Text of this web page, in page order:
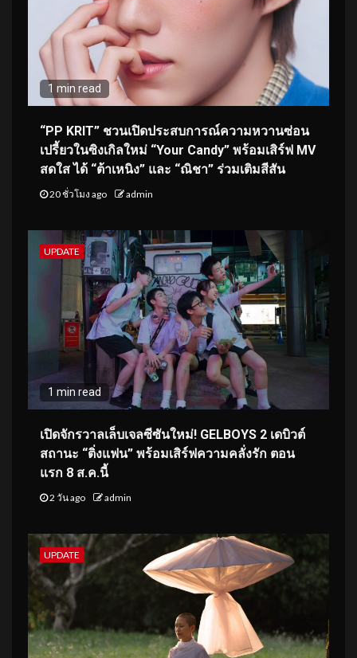
1 min read
“PP KRIT” ชวนเปิดประสบการณ์ความหวานซ่อน
เปรี้ยวในซิงเกิลใหม่ “Your Candy” พร้อมเสิร์ฟ MV
สดใส ได้ “ต้าเหนิง” และ “ณิชา” ร่วมเติมสีสัน
20 ชั่วโมง ago admin
UPDATE
1 min read
เปิดจักรวาลเล็บเจลซีซันใหม่! GELBOYS 2 เดบิวต์
สถานะ “ติ่งแฟน” พร้อมเสิร์ฟความคลั่งรัก ตอน
แรก 8 ส.ค.นี้
2 วัน ago admin
UPDATE